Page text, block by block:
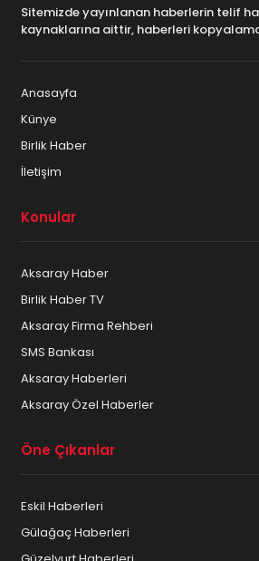
Sitemizde yayınlanan haberlerin telif
kaynaklarına aittir, haberleri
Anasayfa
Künye
Birlik Haber
İletişim
Konular
Aksaray Haber
Birlik Haber TV
Aksaray Firma Rehberi
SMS Bankası
Aksaray Haberleri
Aksaray Özel Haberler
Öne Çıkanlar
Eskil Haberleri
Gülağaç Haberleri